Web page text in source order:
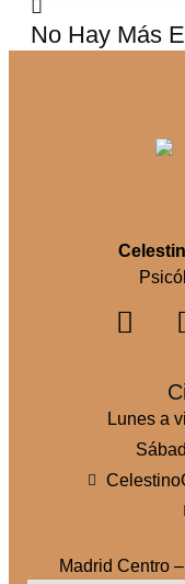
No Hay Más
Lunes a
Madrid Centro